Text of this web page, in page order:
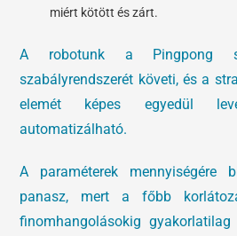
miért kötött és zárt.
A robotunk a Pingpong
szabályrendszerét követi, és a
elemét képes egyedül
automatizálható.
A paraméterek mennyiségére
panasz, mert a főbb
finomhangolásokig